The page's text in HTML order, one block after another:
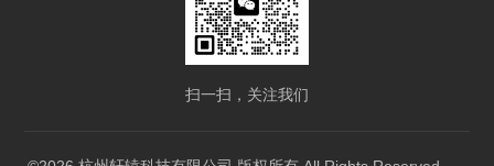
扫一扫，关注我们